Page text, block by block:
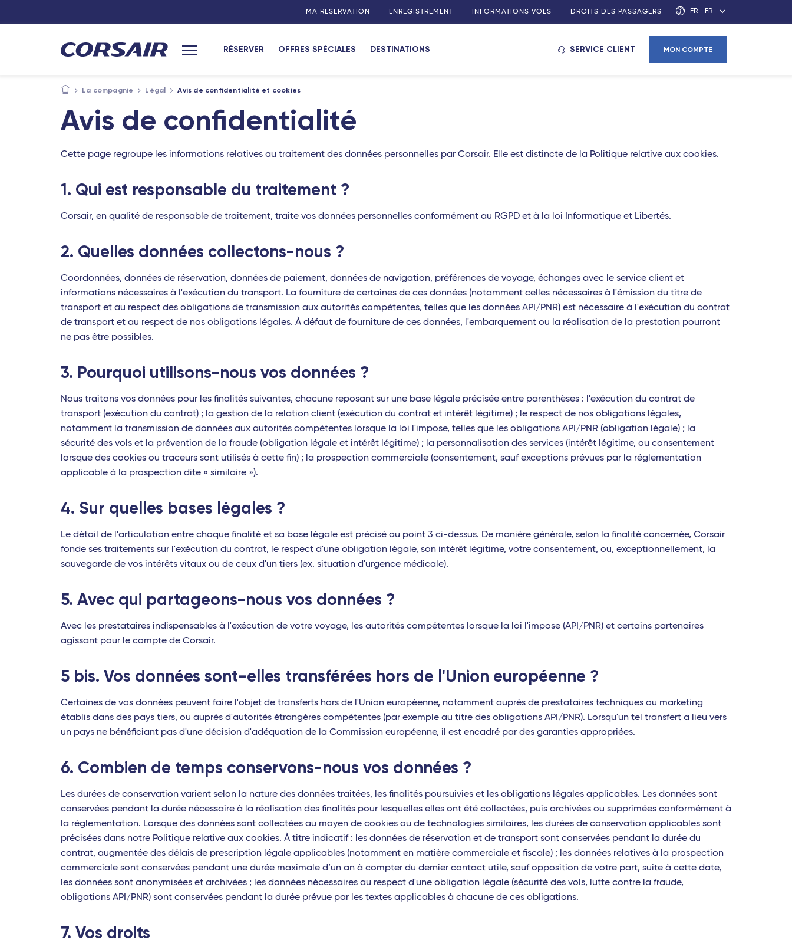
MA RÉSERVATION ENREGISTREMENT INFORMATIONS VOLS DROITS DES PASSAGERS FR - FR
Menu principal
RÉSERVER OFFRES SPÉCIALES DESTINATIONS SERVICE CLIENT MON COMPTE
La compagnie Légal Avis de confidentialité et cookies
Avis de confidentialité
Cette page regroupe les informations relatives au traitement des données personnelles par Corsair. Elle est distincte de la Politique relative aux cookies.
1. Qui est responsable du traitement ?
Corsair, en qualité de responsable de traitement, traite vos données personnelles conformément au RGPD et à la loi Informatique et Libertés.
2. Quelles données collectons-nous ?
Coordonnées, données de réservation, données de paiement, données de navigation, préférences de voyage, échanges avec le service client et
informations nécessaires à l'exécution du transport. La fourniture de certaines de ces données (notamment celles nécessaires à l'émission du titre de
transport et au respect des obligations de transmission aux autorités compétentes, telles que les données API/PNR) est nécessaire à l'exécution du contrat
de transport et au respect de nos obligations légales. À défaut de fourniture de ces données, l'embarquement ou la réalisation de la prestation pourront
ne pas être possibles.
3. Pourquoi utilisons-nous vos données ?
Nous traitons vos données pour les finalités suivantes, chacune reposant sur une base légale précisée entre parenthèses : l'exécution du contrat de
transport (exécution du contrat) ; la gestion de la relation client (exécution du contrat et intérêt légitime) ; le respect de nos obligations légales,
notamment la transmission de données aux autorités compétentes lorsque la loi l'impose, telles que les obligations API/PNR (obligation légale) ; la
sécurité des vols et la prévention de la fraude (obligation légale et intérêt légitime) ; la personnalisation des services (intérêt légitime, ou consentement
lorsque des cookies ou traceurs sont utilisés à cette fin) ; la prospection commerciale (consentement, sauf exceptions prévues par la réglementation
applicable à la prospection dite « similaire »).
4. Sur quelles bases légales ?
Le détail de l'articulation entre chaque finalité et sa base légale est précisé au point 3 ci-dessus. De manière générale, selon la finalité concernée, Corsair
fonde ses traitements sur l'exécution du contrat, le respect d'une obligation légale, son intérêt légitime, votre consentement, ou, exceptionnellement, la
sauvegarde de vos intérêts vitaux ou de ceux d'un tiers (ex. situation d'urgence médicale).
5. Avec qui partageons-nous vos données ?
Avec les prestataires indispensables à l'exécution de votre voyage, les autorités compétentes lorsque la loi l'impose (API/PNR) et certains partenaires
agissant pour le compte de Corsair.
5 bis. Vos données sont-elles transférées hors de l'Union européenne ?
Certaines de vos données peuvent faire l'objet de transferts hors de l'Union européenne, notamment auprès de prestataires techniques ou marketing
établis dans des pays tiers, ou auprès d'autorités étrangères compétentes (par exemple au titre des obligations API/PNR). Lorsqu'un tel transfert a lieu vers
un pays ne bénéficiant pas d'une décision d'adéquation de la Commission européenne, il est encadré par des garanties appropriées.
6. Combien de temps conservons-nous vos données ?
Les durées de conservation varient selon la nature des données traitées, les finalités poursuivies et les obligations légales applicables. Les données sont
conservées pendant la durée nécessaire à la réalisation des finalités pour lesquelles elles ont été collectées, puis archivées ou supprimées conformément à
la réglementation. Lorsque des données sont collectées au moyen de cookies ou de technologies similaires, les durées de conservation applicables sont
précisées dans notre Politique relative aux cookies. À titre indicatif : les données de réservation et de transport sont conservées pendant la durée du
contrat, augmentée des délais de prescription légale applicables (notamment en matière commerciale et fiscale) ; les données relatives à la prospection
commerciale sont conservées pendant une durée maximale d’un an à compter du dernier contact utile, sauf opposition de votre part, suite à cette date,
les données sont anonymisées et archivées ; les données nécessaires au respect d'une obligation légale (sécurité des vols, lutte contre la fraude,
obligations API/PNR) sont conservées pendant la durée prévue par les textes applicables à chacune de ces obligations.
7. Vos droits